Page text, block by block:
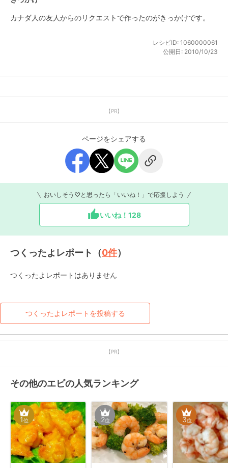
カナダ人の友人からのリクエストで作ったのがきっかけです。
レシピID: 1060000061
公開日: 2010/10/23
【PR】
ページをシェアする
おいしそう♡と思ったら「いいね！」で応援しよう
いいね！ 128
つくったよレポート（0件）
つくったよレポートはありません
つくったよレポートを投稿する
【PR】
その他のエビの人気ランキング
1位 2位 3位